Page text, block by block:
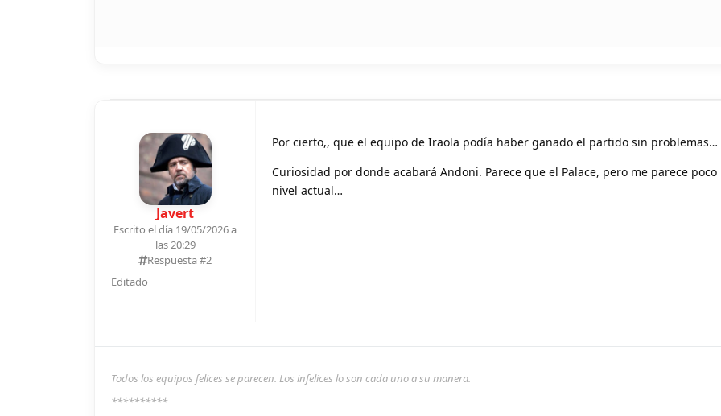
Javert
Escrito el día 19/05/2026 a
las 20:29
Respuesta #2
Editado
Por cierto,, que el equipo de Iraola podía haber ganado el partido sin problemas…
Curiosidad por donde acabará Andoni. Parece que el Palace, pero me parece poco
nivel actual…
Todos los equipos felices se parecen. Los infelices lo son cada uno a su manera.
**********